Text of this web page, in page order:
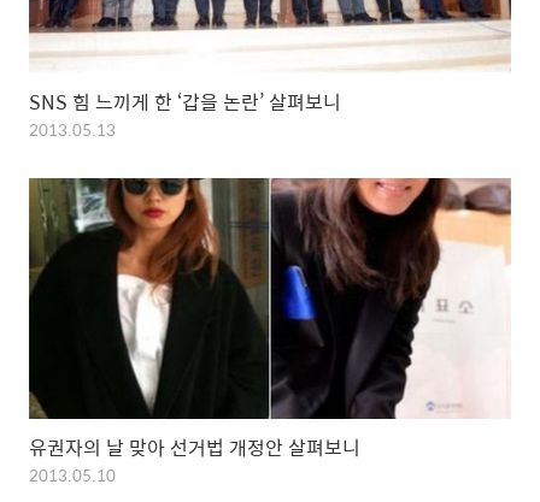
SNS 힘 느끼게 한 ‘갑을 논란’ 살펴보니
2013.05.13
유권자의 날 맞아 선거법 개정안 살펴보니
2013.05.10